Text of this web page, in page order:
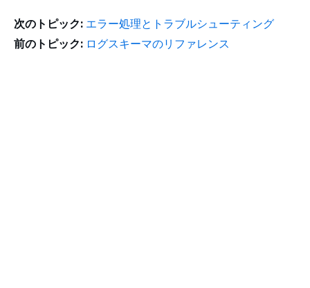
次のトピック: エラー処理とトラブルシューティング
前のトピック: ログスキーマのリファレンス